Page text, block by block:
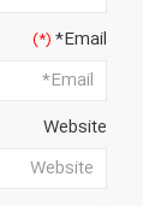
Email*
Website